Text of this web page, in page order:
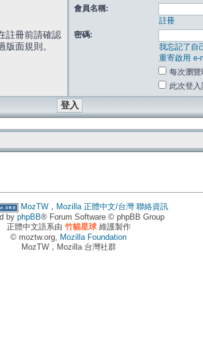
註冊前請確認
面規則。
會員名稱:
註冊
密碼:
我忘記了自
重寄啟用 e-
每次瀏覽
此次登
MozTW，Mozilla 正體中文/台灣 聯絡資訊
by phpBB® Forum Software © phpBB Group
正體中文語系由 竹貓星球維護製作
© moztw.org, Mozilla Foundation
MozTW，Mozilla 台灣社群